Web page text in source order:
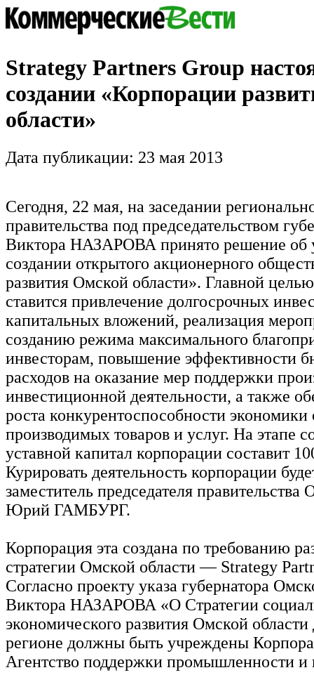
Strategy Partners Group
создании «Корпорации
области»
Дата публикации: 23 мая 2013
Сегодня, 22 мая, на заседании
правительства под председательством
Виктора НАЗАРОВА принято решение об
создании открытого акционерного
развития Омской области». Главной
ставится привлечение долгосрочных
капитальных вложений, реализация
созданию режима максимального
инвесторам, повышение эффективности
расходов на оказание мер поддержки
инвестиционной деятельности, а также
роста конкурентоспособности экономики
производимых товаров и услуг. На этапе
уставной капитал корпорации составит
Курировать деятельность корпорации
заместитель председателя правительства
Юрий ГАМБУРГ.
Корпорация эта создана по требованию
стратегии Омской области — Strategy
Согласно проекту указа губернатора
Виктора НАЗАРОВА «О Стратегии
экономического развития Омской области
регионе должны быть учреждены
Агентство поддержки промышленности и